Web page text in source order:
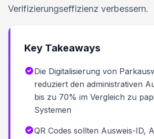
Verifizierungseffizienz verbessern.
Key Takeaways
Die Digitalisierung von
reduziert den administrativen
bis zu 70% im Vergleich zu
Systemen
QR Codes sollten Ausweis-ID,